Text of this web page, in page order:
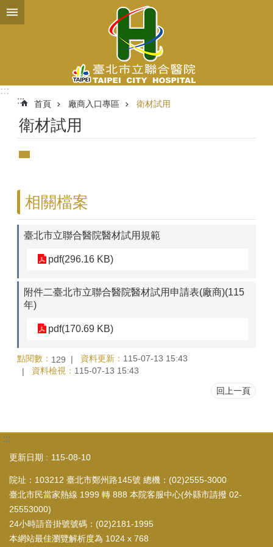
跳到主要內容區塊
:::
:::
首頁 廠商入口專區 衛材試用
衛材試用
相關檔案
臺北市立聯合醫院醫材試用規範
pdf(296.16 KB)
附件二臺北市立聯合醫院醫材試用申請表(廠商)(115
年)
pdf(170.69 KB)
點閱數： 129 資料更新： 115-07-13 15:43
資料檢視： 115-07-13 15:43
回上一頁
:::
更新日期 115-08-10
院址：103212 臺北市鄭州路145號 總機：(02)2555-3000
臺北市民當家熱線 1999 轉 888 本院客服中心(外縣市請撥 02-
25553000)
24小時語音掛號號碼：(02)2181-1995
本網站最佳瀏覽解析度為 1024 x 768